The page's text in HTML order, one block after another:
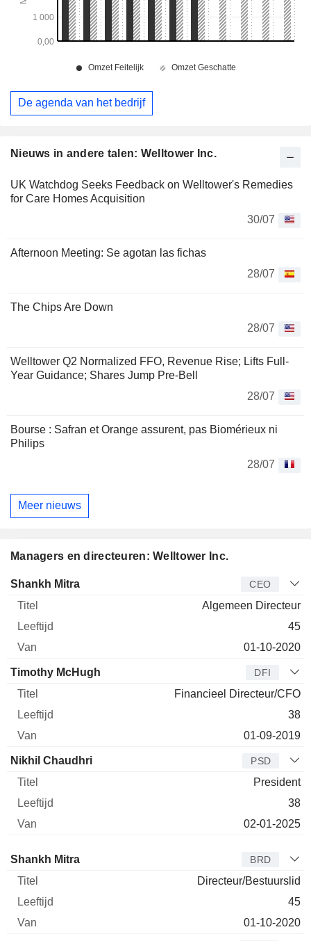
Nieuws in andere talen: Welltower Inc.
UK Watchdog Seeks Feedback on Welltower's Remedies
for Care Homes Acquisition
30/07
Afternoon Meeting: Se agotan las fichas
28/07
The Chips Are Down
28/07
Welltower Q2 Normalized FFO, Revenue Rise; Lifts Full-
Year Guidance; Shares Jump Pre-Bell
28/07
Bourse : Safran et Orange assurent, pas Biomérieux ni
Philips
28/07
Meer nieuws
Managers en directeuren: Welltower Inc.
Bedrijfsleider
Shankh Mitra CEO
Algemeen Directeur
45
01-10-2020
Timothy McHugh DFI
Financieel Directeur/CFO
38
01-09-2019
Nikhil Chaudhri PSD
President
38
02-01-2025
Bestuurder Titel
Shankh Mitra BRD
Directeur/Bestuurslid
45
01-10-2020
De agenda van het bedrijf